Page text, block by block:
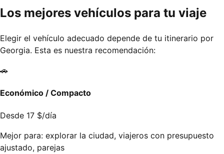
Los mejores vehículos para tu viaje
Elegir el vehículo adecuado depende de tu itinerario por
Georgia. Esta es nuestra recomendación:
🚗
Económico / Compacto
Desde 17 $/día
Mejor para: explorar la ciudad, viajeros con presupuesto
ajustado, parejas